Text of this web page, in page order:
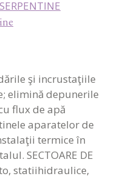
şi incrustaţiile
elimină depunerile
flux de apă
aparatelor de
termice în
SECTOARE DE
statiihidraulice,